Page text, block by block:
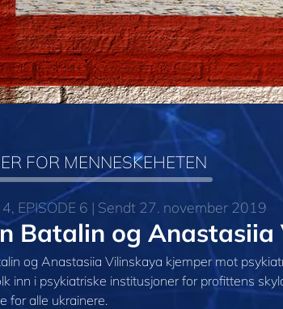
FOR MENNESKEHETEN
4, EPISODE 6 | Sendt 27. november 2019
Batalin og Anastasiia
og Anastasiia Vilinskaya kjemper mot
inn i psykiatriske institusjoner for profittens
for alle ukrainere.